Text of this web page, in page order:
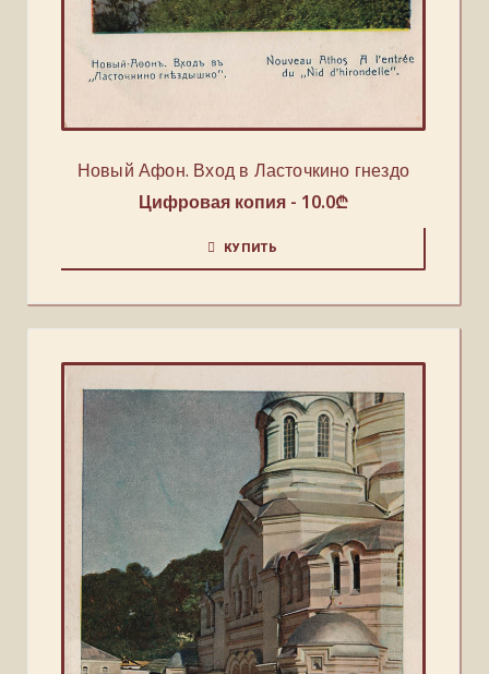
Новый Афон. Вход в Ласточкино гнездо
Цифровая копия - 10.0₾
КУПИТЬ